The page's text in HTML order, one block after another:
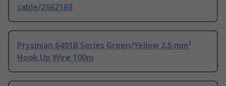
cable/2662163
Prysmian 6491B Series Green/Yellow 2.5 mm²
Hook Up Wire 100m